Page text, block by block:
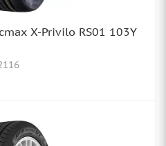
X-Privilo RS01 103Y